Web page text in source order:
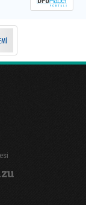
ağırlanıyor.